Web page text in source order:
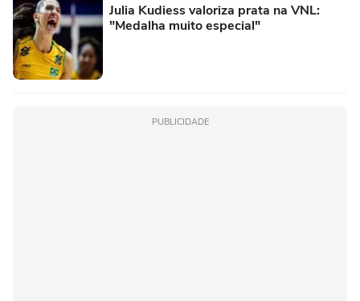
Julia Kudiess valoriza prata na VNL:
"Medalha muito especial"
PUBLICIDADE